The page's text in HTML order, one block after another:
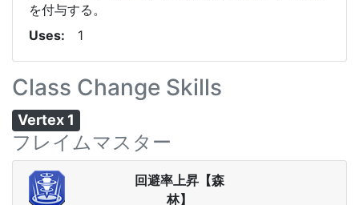
を付与する。
Uses
1
Class Change Skills
Vertex 1
フレイムマスター
回避率上昇【森
林】